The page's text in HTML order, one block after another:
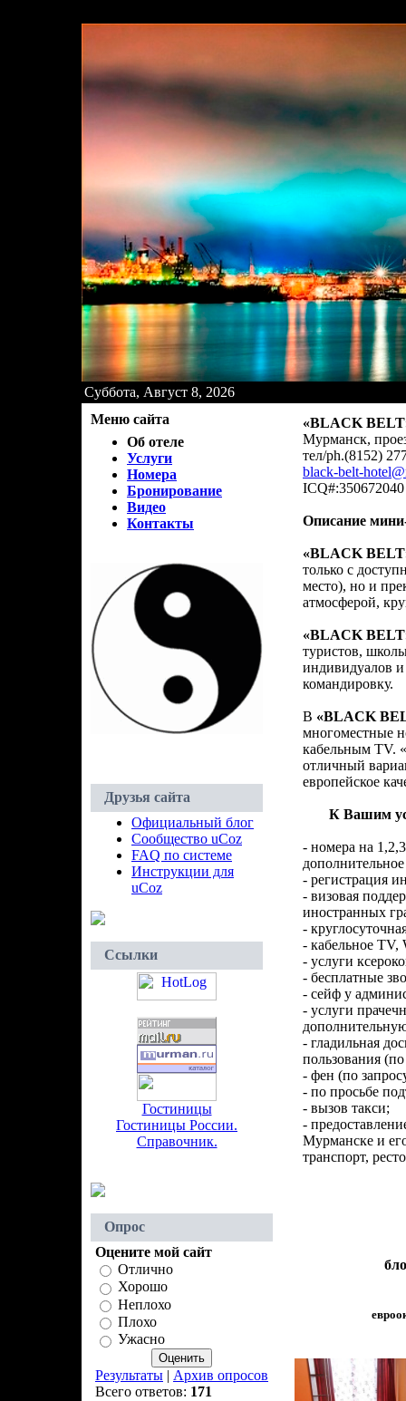
Суббота, Август 8, 2026
Меню сайта
Об отеле
Услуги
Номера
Бронирование
Видео
Контакты
Друзья сайта
Официальный блог
Сообщество uCoz
FAQ по системе
Инструкции для
uCoz
Ссылки
Гостиницы
Гостиницы России.
Справочник.
Опрос
Оцените мой сайт
Отлично
Хорошо
Неплохо
Плохо
Ужасно
Результаты | Архив опросов
Всего ответов: 171
«BLACK
Мурманск,
тел/ph.(8152)
black-belt-
ICQ#:350672040
Описание
«BLACK
только с
место), но и
атмосферой,
«BLACK
туристов,
индивидуалов
командировку.
В «BLACK
многоместные
кабельным TV.
отличный
европейское
К Вашим
- номера на
- регистрация
- визовая
иностранных
-
- кабельное TV,
- услуги
- бесплатные
- сейф у
- услуги
- гладильная
пользования
- фен (по
- по просьбе
- вызов такси;
-
Мурманске и
транспорт,